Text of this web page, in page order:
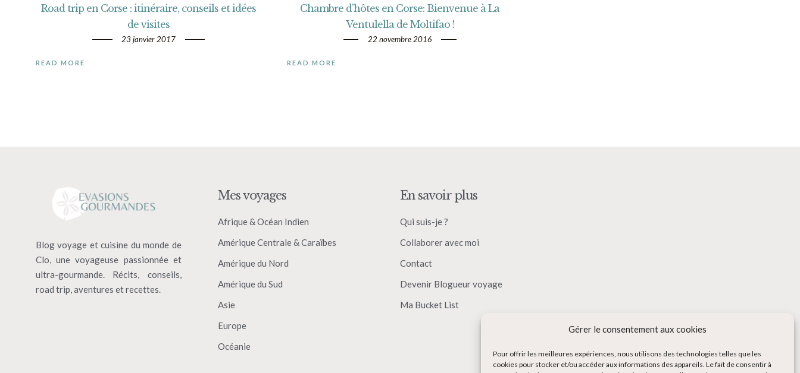
Gérer le consentement aux cookies
Pour offrir les meilleures expériences, nous utilisons des technologies telles que les
cookies pour stocker et/ou accéder aux informations des appareils. Le fait de consentir à
Road trip en Corse : itinéraire, conseils et idées
de visites
23 janvier 2017
READ MORE
Chambre d’hôtes en Corse: Bienvenue à La
Ventulella de Moltifao !
22 novembre 2016
READ MORE
Blog voyage et cuisine du monde de
Clo, une voyageuse passionnée et
ultra-gourmande. Récits, conseils,
road trip, aventures et recettes.
Mes voyages
Afrique & Océan Indien
Amérique Centrale & Caraïbes
Amérique du Nord
Amérique du Sud
Asie
Europe
Océanie
En savoir plus
Qui suis-je ?
Collaborer avec moi
Contact
Devenir Blogueur voyage
Ma Bucket List